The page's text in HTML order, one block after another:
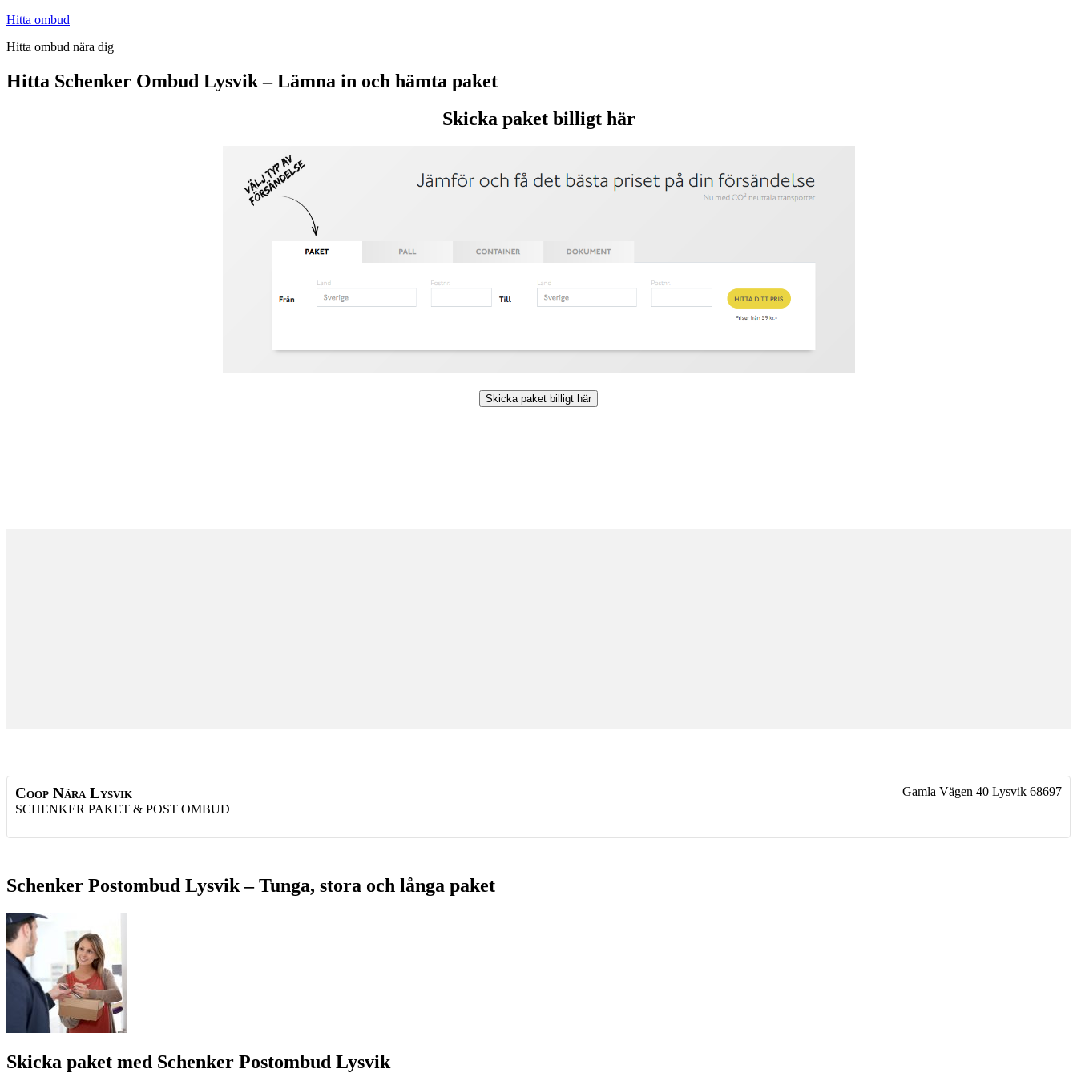
Hoppa
innehåll
Hitta ombud
Hitta ombud nära dig
Hitta Schenker Ombud Lysvik – Lämna in och hämta paket
Skicka paket billigt här
Skicka paket billigt här
Coop Nära Lysvik
SCHENKER PAKET & POST OMBUD
Gamla Vägen 40 Lysvik 68697
Schenker Postombud Lysvik – Tunga, stora och långa paket
Skicka paket med Schenker Postombud Lysvik